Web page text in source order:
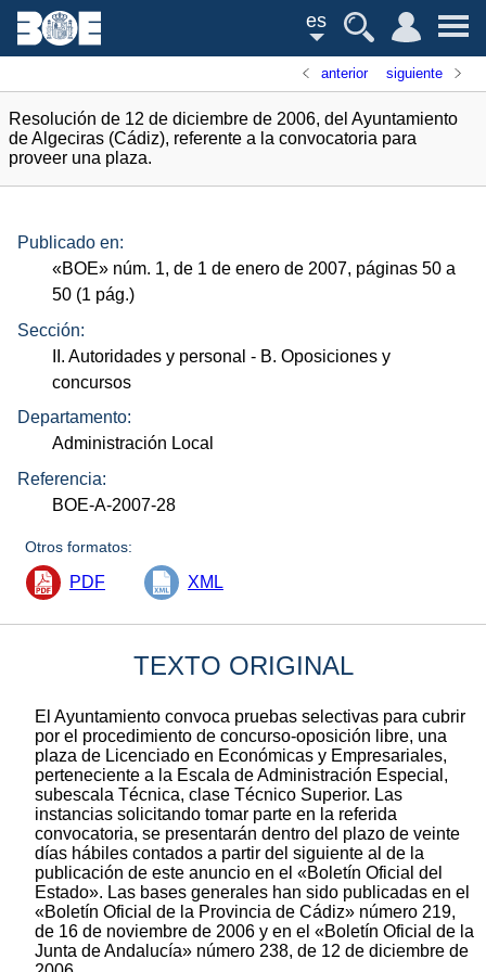
es
anterior siguiente
Resolución de 12 de diciembre de 2006, del Ayuntamiento
de Algeciras (Cádiz), referente a la convocatoria para
proveer una plaza.
Publicado en:
«BOE» núm. 1, de 1 de enero de 2007, páginas 50 a
50 (1 pág.)
Sección:
II. Autoridades y personal - B. Oposiciones y
concursos
Departamento:
Administración Local
Referencia:
BOE-A-2007-28
Otros formatos:
PDF XML
TEXTO ORIGINAL
El Ayuntamiento convoca pruebas selectivas para cubrir
por el procedimiento de concurso-oposición libre, una
plaza de Licenciado en Económicas y Empresariales,
perteneciente a la Escala de Administración Especial,
subescala Técnica, clase Técnico Superior. Las
instancias solicitando tomar parte en la referida
convocatoria, se presentarán dentro del plazo de veinte
días hábiles contados a partir del siguiente al de la
publicación de este anuncio en el «Boletín Oficial del
Estado». Las bases generales han sido publicadas en el
«Boletín Oficial de la Provincia de Cádiz» número 219,
de 16 de noviembre de 2006 y en el «Boletín Oficial de la
Junta de Andalucía» número 238, de 12 de diciembre de